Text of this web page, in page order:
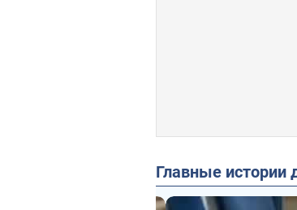
Главные истории